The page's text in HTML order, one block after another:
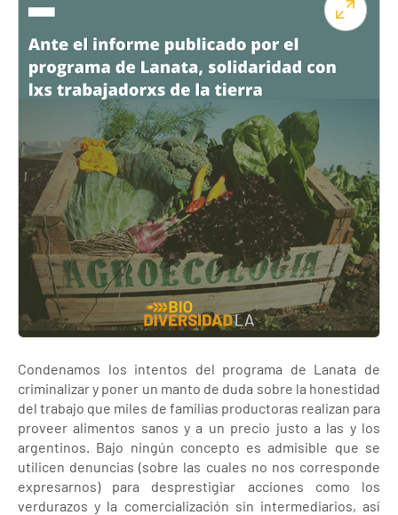
Condenamos los intentos del programa de Lanata de
criminalizar y poner un manto de duda sobre la honestidad
del trabajo que miles de familias productoras realizan para
proveer alimentos sanos y a un precio justo a las y los
argentinos. Bajo ningún concepto es admisible que se
utilicen denuncias (sobre las cuales no nos corresponde
expresarnos) para desprestigiar acciones como los
verdurazos y la comercialización sin intermediarios, así